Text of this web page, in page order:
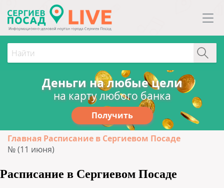
Деньги на любые цели
на карту любого банка
Получить
Главная Расписание в Сергиевом Посаде
№ (11 июня)
Расписание в Сергиевом Посаде